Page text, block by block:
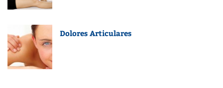
Dolores Articulares